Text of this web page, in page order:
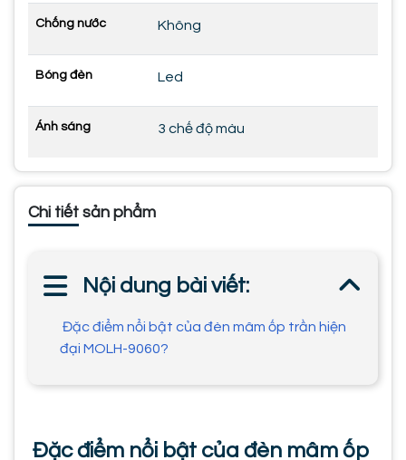
Chống nước Không
Bóng đèn Led
Ánh sáng 3 chế độ màu
Chi tiết sản phẩm
Nội dung bài viết:
Đặc điểm nổi bật của đèn mâm ốp trần hiện
đại MOLH-9060?
Đặc điểm nổi bật của đèn mâm ốp